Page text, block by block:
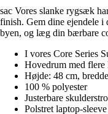
sac Vores slanke rygsæk
finish. Gem dine ejendele i
byen, og læg din bærbare
I vores Core Series
Hovedrum med flere
Højde: 48 cm,
100 % polyester
Justerbare
Polstret laptop-